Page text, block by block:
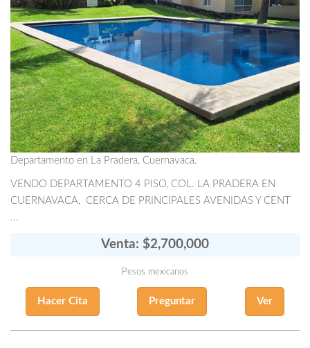
Departamento en La Pradera, Cuernavaca.
VENDO DEPARTAMENTO 4 PISO, COL. LA PRADERA EN
CUERNAVACA, CERCA DE PRINCIPALES AVENIDAS Y CENT
...
Venta: $2,700,000
Pesos mexicanos
Hacer Cita Preguntar Ver